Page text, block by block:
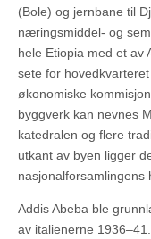
(Bole) og jernbane til
næringsmiddel- og
hele Etiopia med et av
sete for
økonomiske
byggverk kan nevnes
katedralen og flere
utkant av byen ligger
nasjonalforsamlingens
Addis Abeba ble
av italienerne 1936–41.